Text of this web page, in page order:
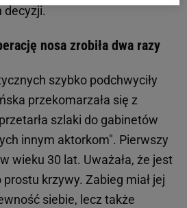
decyzji.
nosa zrobiła dwa razy
szybko podchwyciły
przekomarzała się z
szlaki do gabinetów
innym aktorkom". Pierwszy
wieku 30 lat. Uważała, że jest
krzywy. Zabieg miał jej
siebie, lecz także